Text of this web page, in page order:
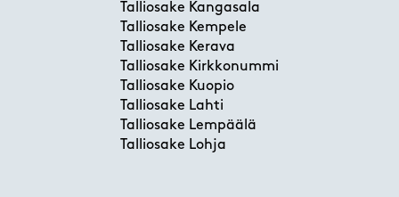
Talliosake Kangasala
Talliosake Kempele
Talliosake Kerava
Talliosake Kirkkonummi
Talliosake Kuopio
Talliosake Lahti
Talliosake Lempäälä
Talliosake Lohja